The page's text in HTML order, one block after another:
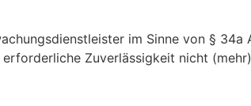
im Sinne von § 34a
Zuverlässigkeit nicht